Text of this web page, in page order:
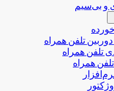
و بی‌سیم
تلفن همراه
تلفن همراه
همراه